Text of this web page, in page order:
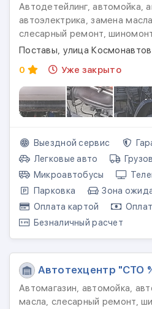
Автодетейлинг, автомойка,
автоэлектрика, замена
слесарный ремонт,
Поставы, улица
0
Уже закрыто
Выездной сервис
Легковые авто
Микроавтобусы
Парковка
Зона
Оплата картой
Безналичный расчет
Автотехцентр "СТО
Автомагазин, автомойка,
масла, слесарный ремонт,